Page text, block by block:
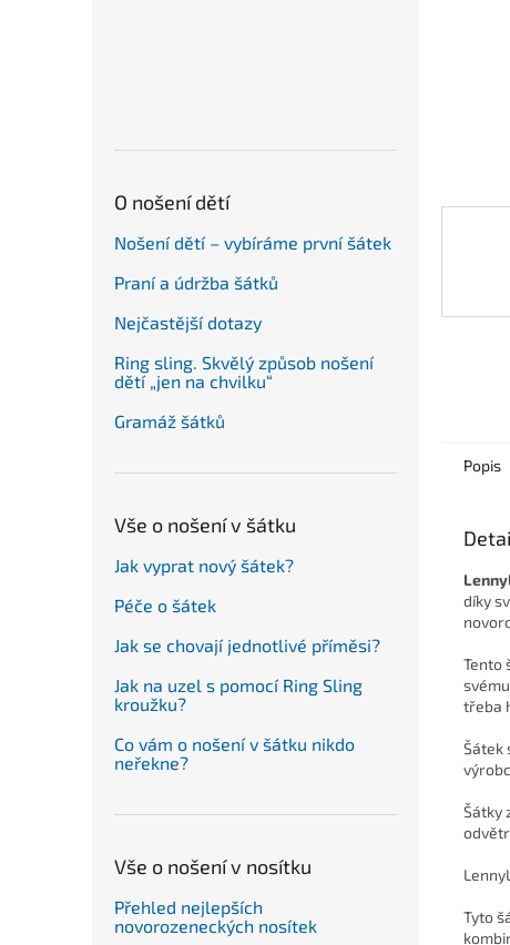
O nošení dětí
Nošení dětí – vybíráme první šátek
Praní a údržba šátků
Nejčastější dotazy
Ring sling. Skvělý způsob nošení
dětí „jen na chvilku“
Gramáž šátků
Vše o nošení v šátku
Jak vyprat nový šátek?
Péče o šátek
Jak se chovají jednotlivé příměsi?
Jak na uzel s pomocí Ring Sling
kroužku?
Co vám o nošení v šátku nikdo
neřekne?
Vše o nošení v nosítku
Přehled nejlepších
novorozeneckých nosítek
Popis
díky
Tento
třeba
Šátek
Šátky
Tyto